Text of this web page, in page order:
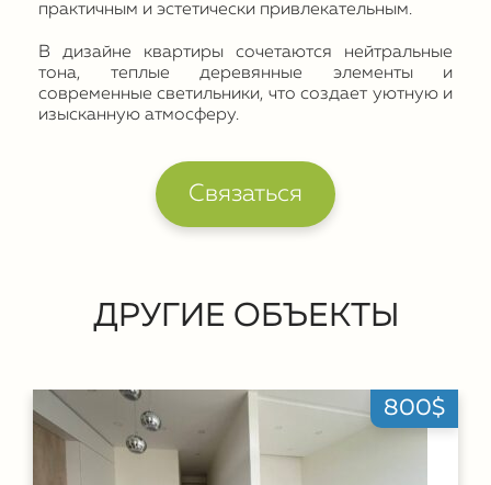
практичным и эстетически привлекательным.
В дизайне квартиры сочетаются нейтральные
тона, теплые деревянные элементы и
современные светильники, что создает уютную и
изысканную атмосферу.
Связаться
ДРУГИЕ ОБЪЕКТЫ
800$